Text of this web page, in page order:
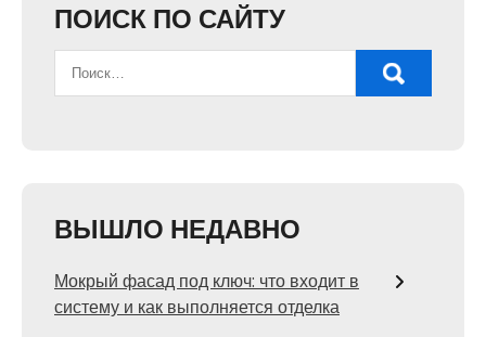
ПОИСК ПО САЙТУ
ВЫШЛО НЕДАВНО
Мокрый фасад под ключ: что входит в
систему и как выполняется отделка